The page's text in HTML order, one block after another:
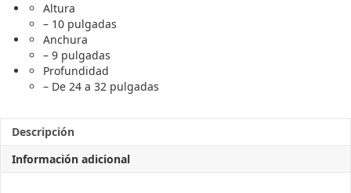
Altura
– 10 pulgadas
Anchura
– 9 pulgadas
Profundidad
– De 24 a 32 pulgadas
Descripción
Información adicional